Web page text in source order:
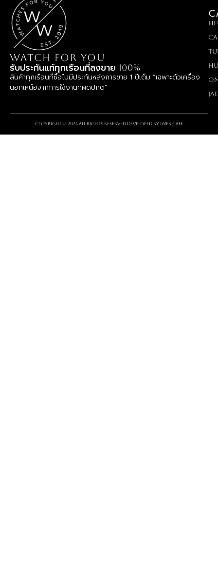
WATCH FOR YOU
รับประกันแท้ทุกเรือนที่ลงขาย 100%
สินค้าทุกเรือนที่ซื้อไปมีประกันหลังการขาย 1 ปีเต็ม “เฉพาะตัวเครื่อง
นอกเหนือจากการใช้งานที่ผิดปกติ”
Copyright © 2024 All rights reserved Developed by iWeb.cafe